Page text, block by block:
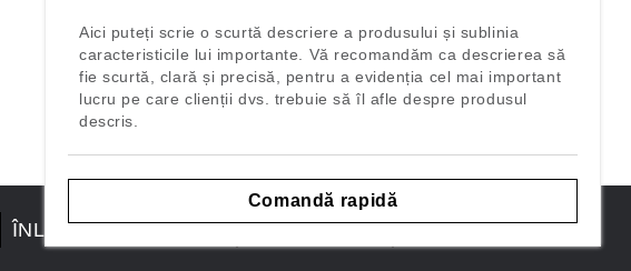
Aici puteți scrie o scurtă descriere a produsului și sublinia
caracteristicile lui importante. Vă recomandăm ca descrierea să
fie scurtă, clară și precisă, pentru a evidenția cel mai important
lucru pe care clienții dvs. trebuie să îl afle despre produsul
descris.
Comandă rapidă
ÎNLOCUIRE PRODUS DESPRE NOI